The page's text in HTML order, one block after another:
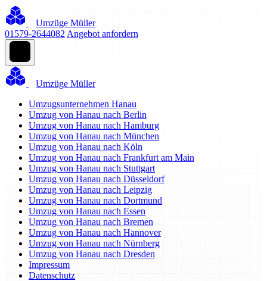
Umzüge Müller
01579-2644082 Angebot anfordern
Umzüge Müller
Umzugsunternehmen Hanau
Umzug von Hanau nach Berlin
Umzug von Hanau nach Hamburg
Umzug von Hanau nach München
Umzug von Hanau nach Köln
Umzug von Hanau nach Frankfurt am Main
Umzug von Hanau nach Stuttgart
Umzug von Hanau nach Düsseldorf
Umzug von Hanau nach Leipzig
Umzug von Hanau nach Dortmund
Umzug von Hanau nach Essen
Umzug von Hanau nach Bremen
Umzug von Hanau nach Hannover
Umzug von Hanau nach Nürnberg
Umzug von Hanau nach Dresden
Impressum
Datenschutz